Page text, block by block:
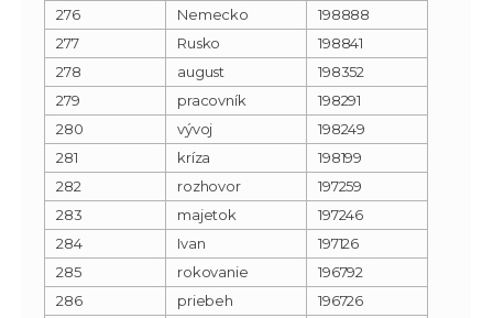
276
Nemecko
198888
277
Rusko
198841
278
august
198352
279
pracovník
198291
280
vývoj
198249
281
kríza
198199
282
rozhovor
197259
283
majetok
197246
284
Ivan
197126
285
rokovanie
196792
286
priebeh
196726